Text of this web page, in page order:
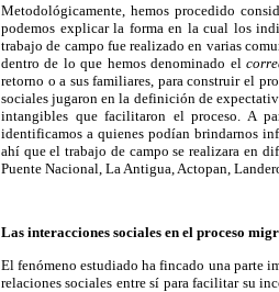
Metodológicamente, hemos procedido
podemos explicar la forma en la cual los
trabajo de campo fue realizado en varias
dentro de lo que hemos denominado el
retorno o a sus familiares, para construir el
sociales jugaron en la definición de
intangibles que facilitaron el proceso. A
identificamos a quienes podían brindarnos
ahí que el trabajo de campo se realizara en
Puente Nacional, La Antigua, Actopan,
Las interacciones sociales en el proceso
El fenómeno estudiado ha fincado una parte
relaciones sociales entre sí para facilitar su